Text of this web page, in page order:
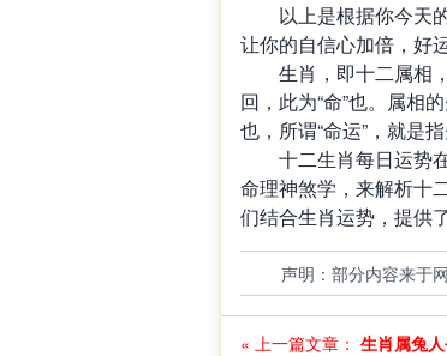
以上是根据你今天的
让你的自信心加倍，好
生肖，即十二属相，
回，此为“命”也。属相
也，所谓“命运”，就是
十二生肖每日运势在
命理神煞学，来解析十
们结合生肖运势，提供
声明：部分内容来于
« 上一篇文章： 生肖属兔